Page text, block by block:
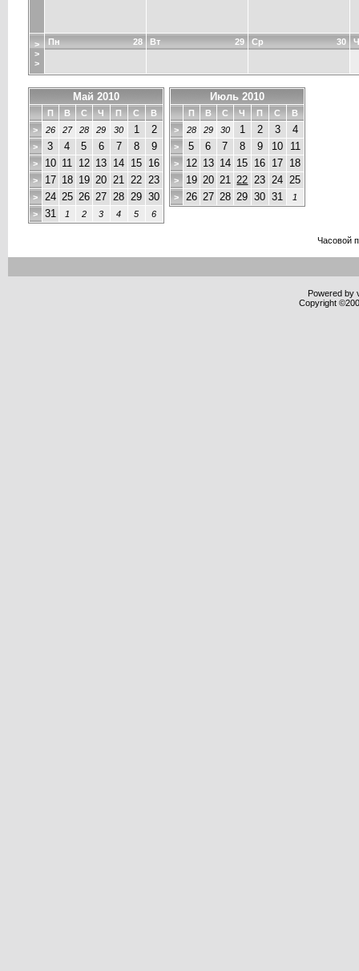
>
>
>
28
Пн 29
Вт 30
Ср
Май 2010
П В С Ч П С
В
>
26 27 28 29 30 1 2
> 3 4 5 6 7 8 9
> 10 11 12 13 14 15 16
> 17 18 19 20 21 22 23
> 24 25 26 27 28 29 30
> 31 1 2 3 4 5 6
Июль 2010
П В С Ч П С
В
>
28 29 30 1 2 3 4
> 5 6 7 8 9 10 11
> 12 13 14 15 16 17 18
> 19 20 21 22 23 24 25
> 26 27 28 29 30 31 1
Часовой
Powered by
Copyright